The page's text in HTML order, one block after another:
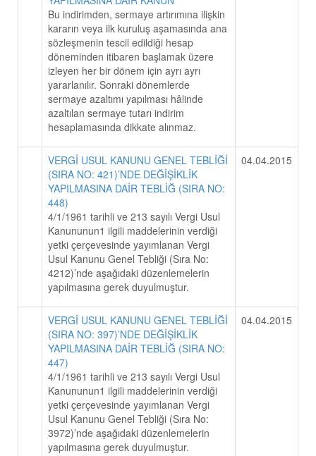
Bu indirimden, sermaye artırımına ilişkin
kararın veya ilk kuruluş aşamasında ana
sözleşmenin tescil edildiği hesap
döneminden itibaren başlamak üzere
izleyen her bir dönem için ayrı ayrı
yararlanılır. Sonraki dönemlerde
sermaye azaltımı yapılması hâlinde
azaltılan sermaye tutarı indirim
hesaplamasında dikkate alınmaz.
VERGİ USUL KANUNU GENEL TEBLİĞİ
(SIRA NO: 421)’NDE DEĞİŞİKLİK
YAPILMASINA DAİR TEBLİĞ (SIRA NO:
448)
4/1/1961 tarihli ve 213 sayılı Vergi Usul
Kanununun1 ilgili maddelerinin verdiği
yetki çerçevesinde yayımlanan Vergi
Usul Kanunu Genel Tebliği (Sıra No:
4212)’nde aşağıdaki düzenlemelerin
yapılmasına gerek duyulmuştur.
04.04.2015
VERGİ USUL KANUNU GENEL TEBLİĞİ
(SIRA NO: 397)’NDE DEĞİŞİKLİK
YAPILMASINA DAİR TEBLİĞ (SIRA NO:
447)
4/1/1961 tarihli ve 213 sayılı Vergi Usul
Kanununun1 ilgili maddelerinin verdiği
yetki çerçevesinde yayımlanan Vergi
Usul Kanunu Genel Tebliği (Sıra No:
3972)’nde aşağıdaki düzenlemelerin
yapılmasına gerek duyulmuştur.
04.04.2015